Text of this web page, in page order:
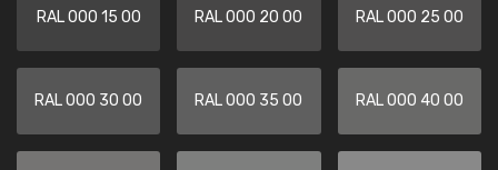
RAL 000 15 00 RAL 000 20 00 RAL 000 25 00
RAL 000 30 00 RAL 000 35 00 RAL 000 40 00